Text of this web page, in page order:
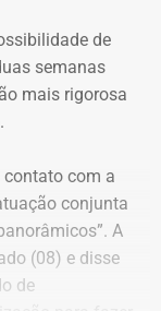
de
semanas
mais rigorosa
contato com a
conjunta
A
(08) e disse
de